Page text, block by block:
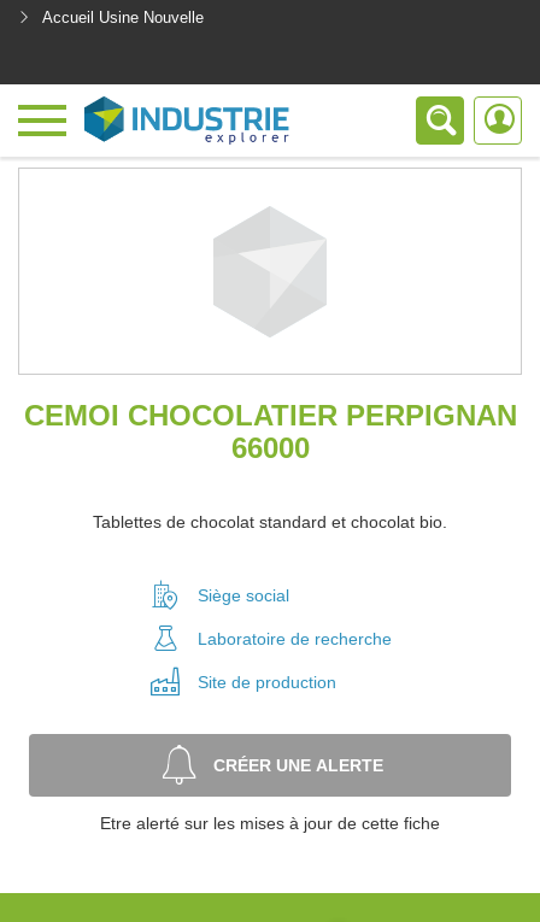
Accueil Usine Nouvelle
CEMOI CHOCOLATIER PERPIGNAN
66000
Tablettes de chocolat standard et chocolat bio.
Siège social
Laboratoire de recherche
Site de production
CRÉER UNE ALERTE
Etre alerté sur les mises à jour de cette fiche